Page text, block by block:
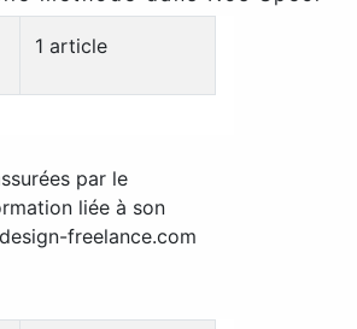
1 article
par le
liée à son
freelance.com